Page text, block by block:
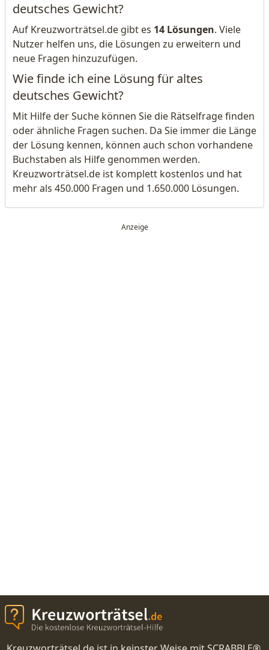
deutsches Gewicht?
Auf Kreuzworträtsel.de gibt es 14 Lösungen. Viele
Nutzer helfen uns, die Lösungen zu erweitern und
neue Fragen hinzuzufügen.
Wie finde ich eine Lösung für altes
deutsches Gewicht?
Mit Hilfe der Suche können Sie die Rätselfrage finden
oder ähnliche Fragen suchen. Da Sie immer die Länge
der Lösung kennen, können auch schon vorhandene
Buchstaben als Hilfe genommen werden.
Kreuzworträtsel.de ist komplett kostenlos und hat
mehr als 450.000 Fragen und 1.650.000 Lösungen.